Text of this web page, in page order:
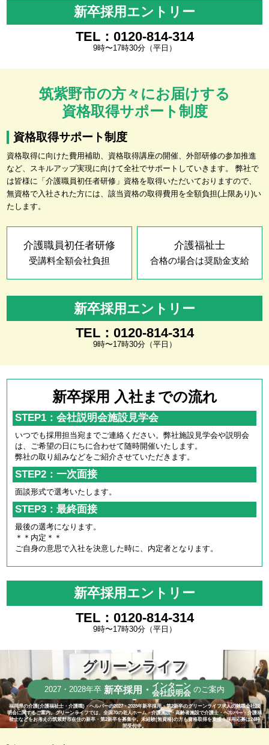
新卒採用エントリー
TEL：0120-814-314
9時〜17時30分（平日）
筑紫野市の方々にお届けする
資格取得サポート制度
資格取得サポート制度
資格取得に向けた費用補助、資格取得講座の開催、外部研修の参加推進
など、スキルアップ実現に向けて全社でサポートしていきます。 弊社で
は皆様に「介護職員初任者研修」資格を取得いただいておりますので、
無資格で入社された方には、該当資格の取得費用を全額負担(上限あり)い
たします。
介護職員初任者研修
受講料全額会社負担
介護福祉士
合格の場合は奨励金支給
新卒採用エントリー
TEL：0120-814-314
9時〜17時30分（平日）
新卒採用 入社までの流れ
STEP1：会社説明会施設見学会
いつでも採用担当宛までご連絡ください。弊社施設見学会や説明会
は、ご希望の日にちに合わせて随時開催いたします。
弊社の取り組みなどをご紹介させていただきます。
STEP2：一次面接
面談形式で選考いたします。
STEP3：最終面接
最後の選考になります。
＊＊内定＊＊
ご自身の意思で入社を決意した時に、内定者となります。
新卒採用エントリー
TEL：0120-814-314
9時〜17時30分（平日）
グリーンライフ
2027・2028年卒 新卒採用・ インターン
会社説明会 のご案内
福岡県の介護(介護福祉士・介護職)・ヘルパーの2027・2028年新卒採用・第2新卒のグリーンライフ求人の就職会社説
明会に関するご案内。グリーンライフでは、全国70の老人ホーム・介護施設・高齢者施設で介護士・ヘルパー・介護福
祉士などをお考えの筑紫野市在住の新卒・第2新卒を募集中。未経験(無資格)の方も資格取得を支援！採用応募は24時
間受付中。